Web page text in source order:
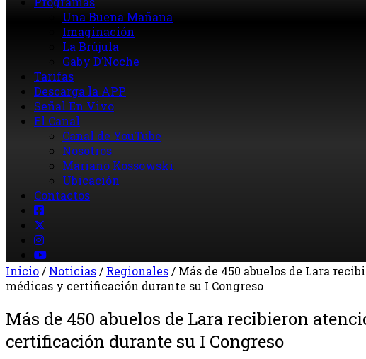
Una Buena Mañana
Imaginación
La Brújula
Gaby D’Noche
Tarifas
Descarga la APP
Señal En Vivo
El Canal
Canal de YouTube
Nosotros
Mariano Kossowski
Ubicación
Contactos
Inicio/ Noticias/ Regionales/ Más de 450 abuelos de Lara
médicas y certificación durante su I Congreso
Más de 450 abuelos de Lara recibieron
certificación durante su I Congreso